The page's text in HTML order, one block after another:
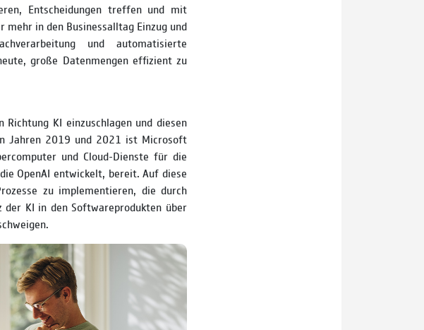
Entscheidungen treffen und mit
in den Businessalltag Einzug und
und automatisierte
große Datenmengen effizient zu
KI einzuschlagen und diesen
Jahren 2019 und 2021 ist Microsoft
und Cloud-Dienste für die
OpenAI entwickelt, bereit. Auf diese
zu implementieren, die durch
der KI in den Softwareprodukten über